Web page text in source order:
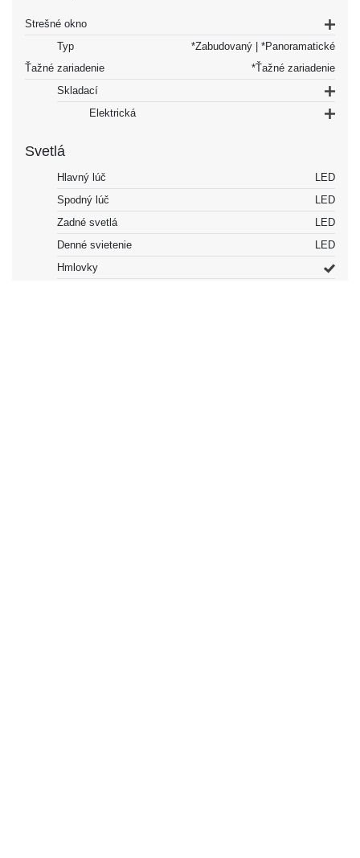
Strešné okno
Typ
*Zabudovaný | *Panoramatické
Ťažné zariadenie
*Ťažné zariadenie
Skladací
Elektrická
Svetlá
Hlavný lúč
LED
Spodný lúč
LED
Zadné svetlá
LED
Denné svietenie
LED
Hmlovky